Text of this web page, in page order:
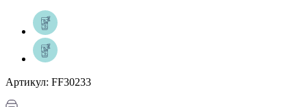
Артикул: FF30233